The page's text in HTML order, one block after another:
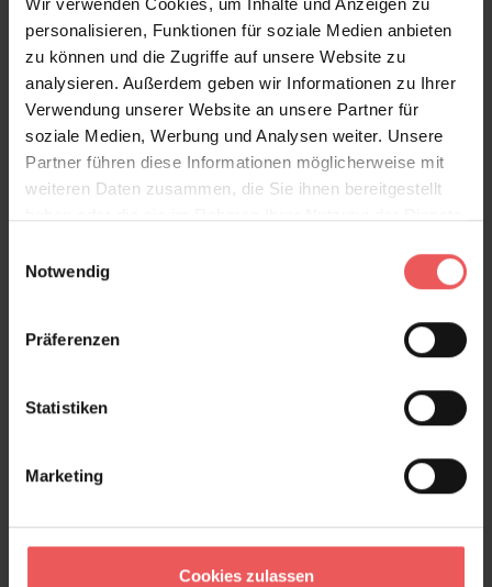
Wir verwenden Cookies, um Inhalte und Anzeigen zu
personalisieren, Funktionen für soziale Medien anbieten
zu können und die Zugriffe auf unsere Website zu
analysieren. Außerdem geben wir Informationen zu Ihrer
Verwendung unserer Website an unsere Partner für
soziale Medien, Werbung und Analysen weiter. Unsere
Partner führen diese Informationen möglicherweise mit
weiteren Daten zusammen, die Sie ihnen bereitgestellt
Notwendig
Präferenzen
Statistiken
Marketing
Cookies zulassen
Gunnebo, col. 02